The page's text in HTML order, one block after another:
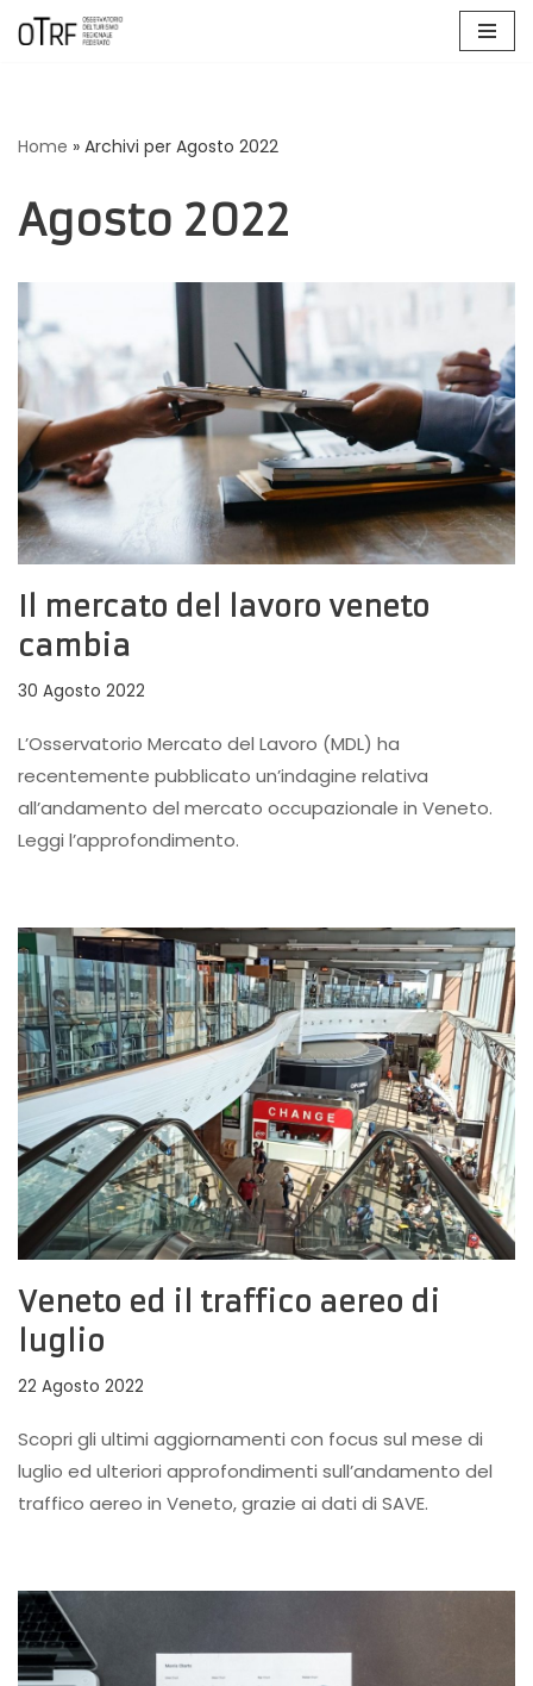
Home » Archivi per Agosto 2022
Agosto 2022
Il mercato del lavoro veneto
cambia
30 Agosto 2022
L’Osservatorio Mercato del Lavoro (MDL) ha
recentemente pubblicato un’indagine relativa
all’andamento del mercato occupazionale in Veneto.
Leggi l’approfondimento.
Veneto ed il traffico aereo di
luglio
22 Agosto 2022
Scopri gli ultimi aggiornamenti con focus sul mese di
luglio ed ulteriori approfondimenti sull’andamento del
traffico aereo in Veneto, grazie ai dati di SAVE.